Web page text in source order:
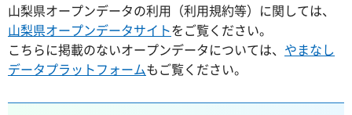
山梨県オープンデータの利用（利用規約等）に関しては、
山梨県オープンデータサイトをご覧ください。
こちらに掲載のないオープンデータについては、 やまなし
データプラットフォームもご覧ください。